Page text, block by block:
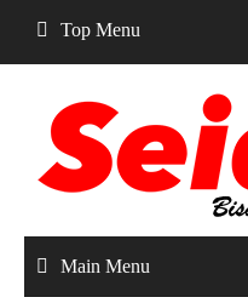
content
Top Menu
Main Menu